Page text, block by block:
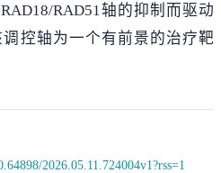
RAD51轴的抑制而驱动
控轴为一个有前景的治疗靶
2026.05.11.724004v1?rss=1